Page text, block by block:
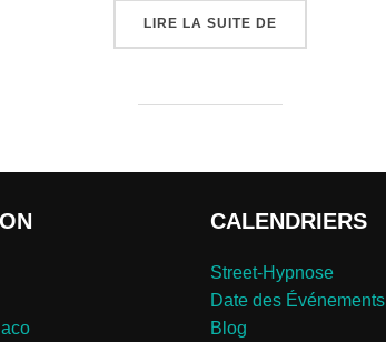
LIRE LA SUITE DE
CALENDRIERS
Street-Hypnose
Date des Événements
Blog